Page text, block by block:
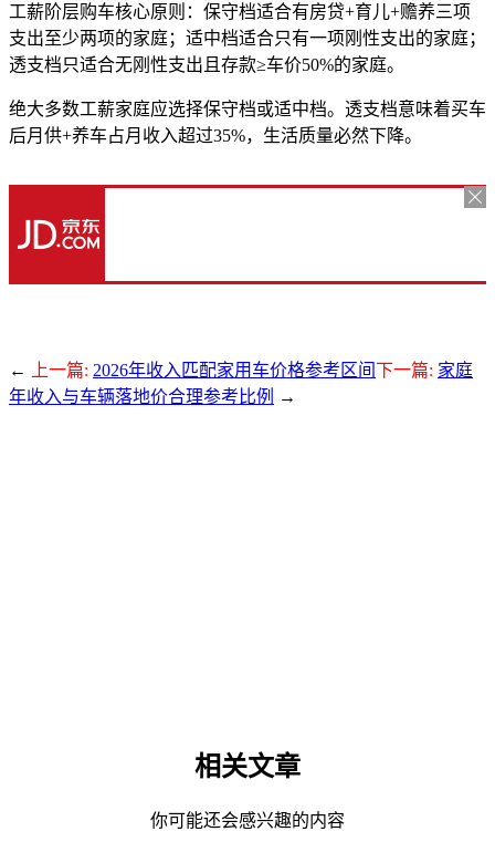
工薪阶层购车核心原则：保守档适合有房贷+育儿+赡养三项
支出至少两项的家庭；适中档适合只有一项刚性支出的家庭；
透支档只适合无刚性支出且存款≥车价50%的家庭。
绝大多数工薪家庭应选择保守档或适中档。透支档意味着买车
后月供+养车占月收入超过35%，生活质量必然下降。
← 上一篇: 2026年收入匹配家用车价格参考区间下一篇: 家庭
年收入与车辆落地价合理参考比例
→
相关文章
你可能还会感兴趣的内容